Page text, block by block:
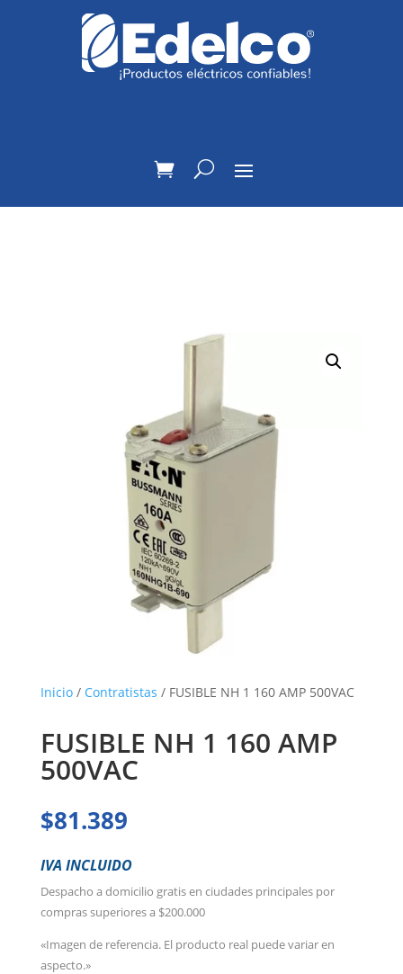
Inicio/ Contratistas / FUSIBLE NH 1 160 AMP 500VAC
FUSIBLE NH 1 160 AMP
500VAC
$81.389
IVA INCLUIDO
Despacho a domicilio gratis en ciudades principales por
compras superiores a $200.000
«Imagen de referencia. El producto real puede variar en
aspecto.»